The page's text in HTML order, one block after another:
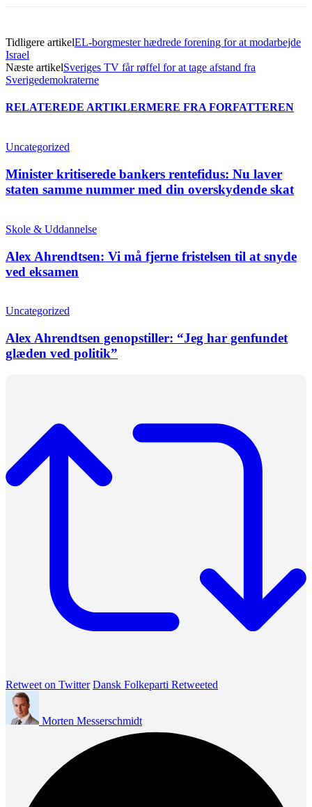
Tidligere artikelEL-borgmester hædrede forening for at modarbejde
Israel
Næste artikelSveriges TV får røffel for at tage afstand fra
Sverigedemokraterne
RELATEREDE ARTIKLERMERE FRA FORFATTEREN
Uncategorized
Minister kritiserede bankers rentefidus: Nu laver
staten samme nummer med din overskydende skat
Skole & Uddannelse
Alex Ahrendtsen: Vi må fjerne fristelsen til at snyde
ved eksamen
Uncategorized
Alex Ahrendtsen genopstiller: “Jeg har genfundet
glæden ved politik”
Retweet on Twitter Dansk Folkeparti Retweeted
Morten Messerschmidt